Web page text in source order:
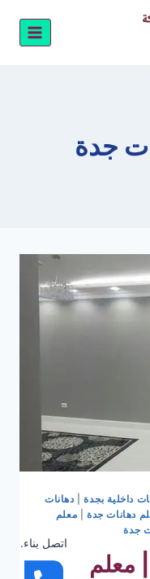
جدة
داخلية بجدة| دهانات
دهانات جدة| معلم
جدة
معلم
اتصل بناء.